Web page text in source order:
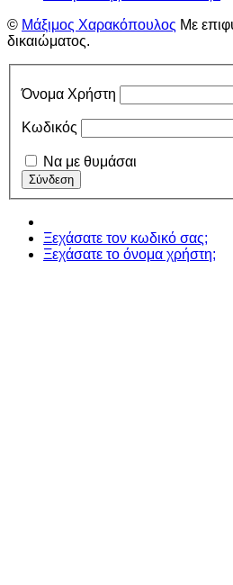
© Μάξιμος Χαρακόπουλος Με
δικαιώματος.
Όνομα Χρήστη
Κωδικός
Να με θυμάσαι
Ξεχάσατε τον κωδικό σας;
Ξεχάσατε το όνομα χρήστη;